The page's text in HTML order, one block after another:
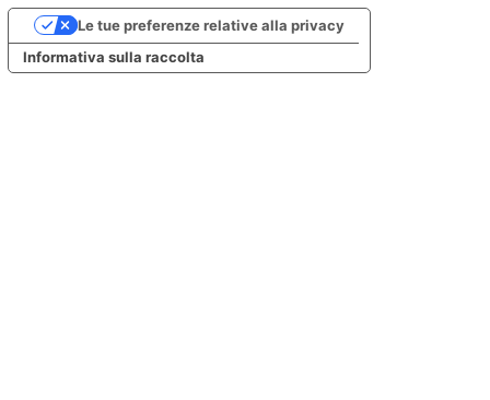
Informativa sulla raccolta
Le tue preferenze relative alla privacy